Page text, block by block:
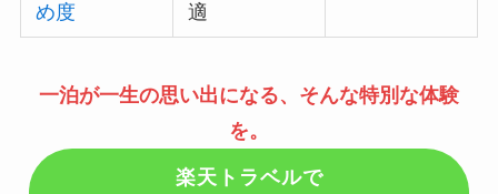
め度
適
一泊が一生の思い出になる、そんな特別な体験
を。
楽天トラベルで